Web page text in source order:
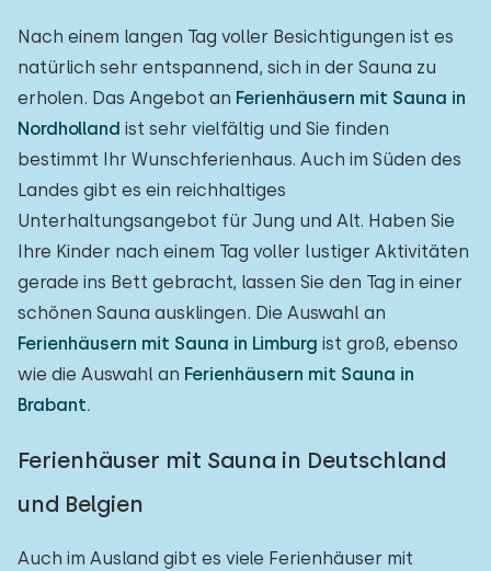
Nach einem langen Tag voller Besichtigungen ist es
natürlich sehr entspannend, sich in der Sauna zu
erholen. Das Angebot an Ferienhäusern mit Sauna in
Nordholland ist sehr vielfältig und Sie finden
bestimmt Ihr Wunschferienhaus. Auch im Süden des
Landes gibt es ein reichhaltiges
Unterhaltungsangebot für Jung und Alt. Haben Sie
Ihre Kinder nach einem Tag voller lustiger Aktivitäten
gerade ins Bett gebracht, lassen Sie den Tag in einer
schönen Sauna ausklingen. Die Auswahl an
Ferienhäusern mit Sauna in Limburg ist groß, ebenso
wie die Auswahl an Ferienhäusern mit Sauna in
Brabant.
Ferienhäuser mit Sauna in Deutschland
und Belgien
Auch im Ausland gibt es viele Ferienhäuser mit